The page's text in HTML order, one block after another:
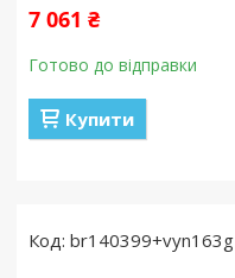
7 061 ₴
Готово до відправки
Купити
br140399+vyn163g